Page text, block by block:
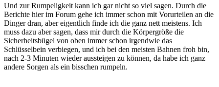
Und zur Rumpeligkeit kann ich gar nicht so viel sagen. Durch die
Berichte hier im Forum gehe ich immer schon mit Vorurteilen an die
Dinger dran, aber eigentlich finde ich die ganz nett meistens. Ich
muss dazu aber sagen, dass mir durch die Körpergröße die
Sicherheitsbügel von oben immer schon irgendwie das
Schlüsselbein verbiegen, und ich bei den meisten Bahnen froh bin,
nach 2-3 Minuten wieder aussteigen zu können, da habe ich ganz
andere Sorgen als ein bisschen rumpeln.